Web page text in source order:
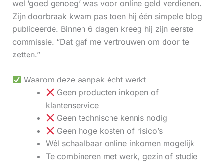
wel ‘goed genoeg’ was voor online geld verdienen.
Zijn doorbraak kwam pas toen hij één simpele blog
publiceerde. Binnen 6 dagen kreeg hij zijn eerste
commissie. “Dat gaf me vertrouwen om door te
zetten.”
Waarom deze aanpak écht werkt
Geen producten inkopen of
klantenservice
Geen technische kennis nodig
Geen hoge kosten of risico’s
Wél schaalbaar online inkomen mogelijk
Te combineren met werk, gezin of studie